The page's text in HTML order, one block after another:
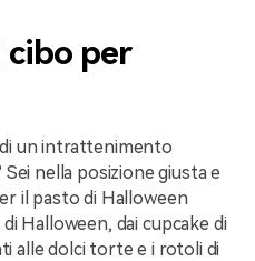
cibo per
un intrattenimento
nella posizione giusta e
il pasto di Halloween
Halloween, dai cupcake di
alle dolci torte e i rotoli di